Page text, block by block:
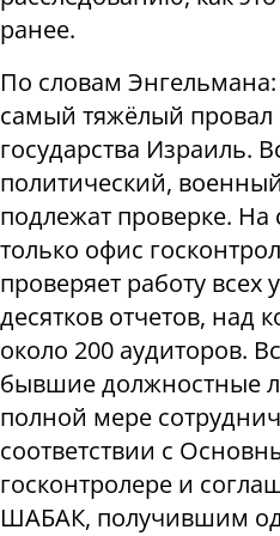
ранее.
По словам Энгельмана:
самый тяжёлый провал
государства Израиль.
политический,
подлежат проверке.
только офис
проверяет работу всех
десятков отчетов, над
около 200 аудиторов.
бывшие должностные
полной мере
соответствии с
госконтролере и
ШАБАК, получившим